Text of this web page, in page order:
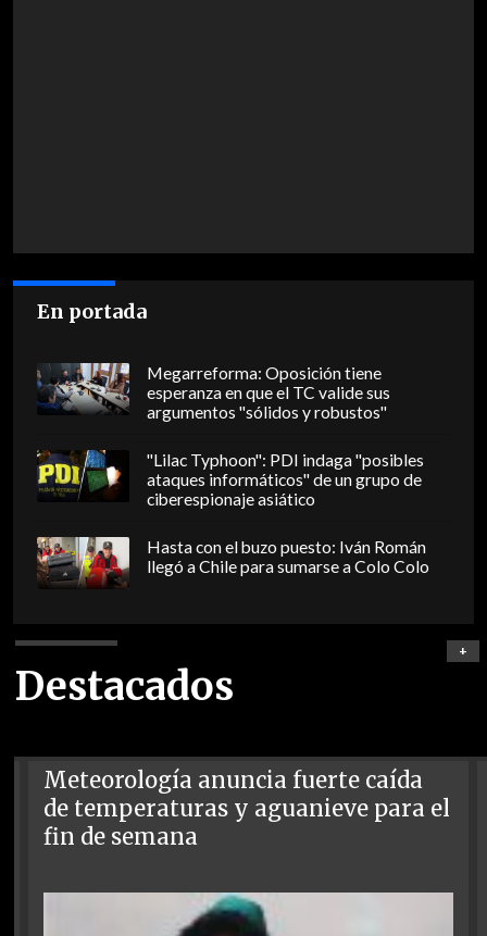
En portada
Megarreforma: Oposición tiene
esperanza en que el TC valide sus
argumentos "sólidos y robustos"
"Lilac Typhoon": PDI indaga "posibles
ataques informáticos" de un grupo de
ciberespionaje asiático
Hasta con el buzo puesto: Iván Román
llegó a Chile para sumarse a Colo Colo
Destacados
+
Meteorología anuncia fuerte caída
de temperaturas y aguanieve para el
fin de semana